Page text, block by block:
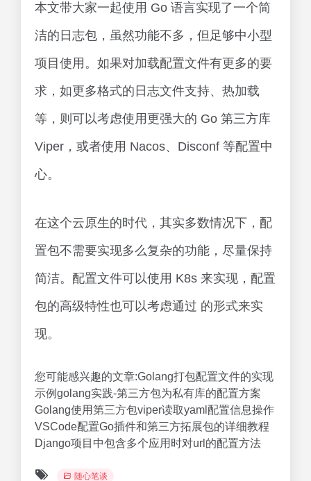
本文带大家一起使用 Go 语言实现了一个简
洁的日志包，虽然功能不多，但足够中小型
项目使用。如果对加载配置文件有更多的要
求，如更多格式的日志文件支持、热加载
等，则可以考虑使用更强大的 Go 第三方库
Viper，或者使用 Nacos、Disconf 等配置中
心。
在这个云原生的时代，其实多数情况下，配
置包不需要实现多么复杂的功能，尽量保持
简洁。配置文件可以使用 K8s 来实现，配置
包的高级特性也可以考虑通过 的形式来实
现。
您可能感兴趣的文章:Golang打包配置文件的实现
示例golang实践-第三方包为私有库的配置方案
Golang使用第三方包viper读取yaml配置信息操作
VSCode配置Go插件和第三方拓展包的详细教程
Django项目中包含多个应用时对url的配置方法
随心笔谈